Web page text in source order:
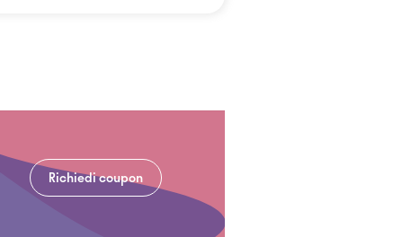
Richiedi coupon